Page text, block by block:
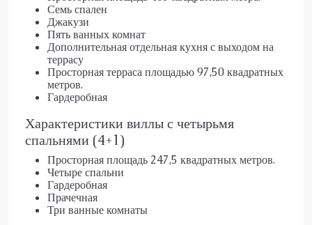
Семь спален
Джакузи
Пять ванных комнат
Дополнительная отдельная кухня с выходом на
террасу
Просторная терраса площадью 97,50 квадратных
метров.
Гардеробная
Характеристики виллы с четырьмя
спальнями (4+1)
Просторная площадь 247,5 квадратных метров.
Четыре спальни
Гардеробная
Прачечная
Три ванные комнаты